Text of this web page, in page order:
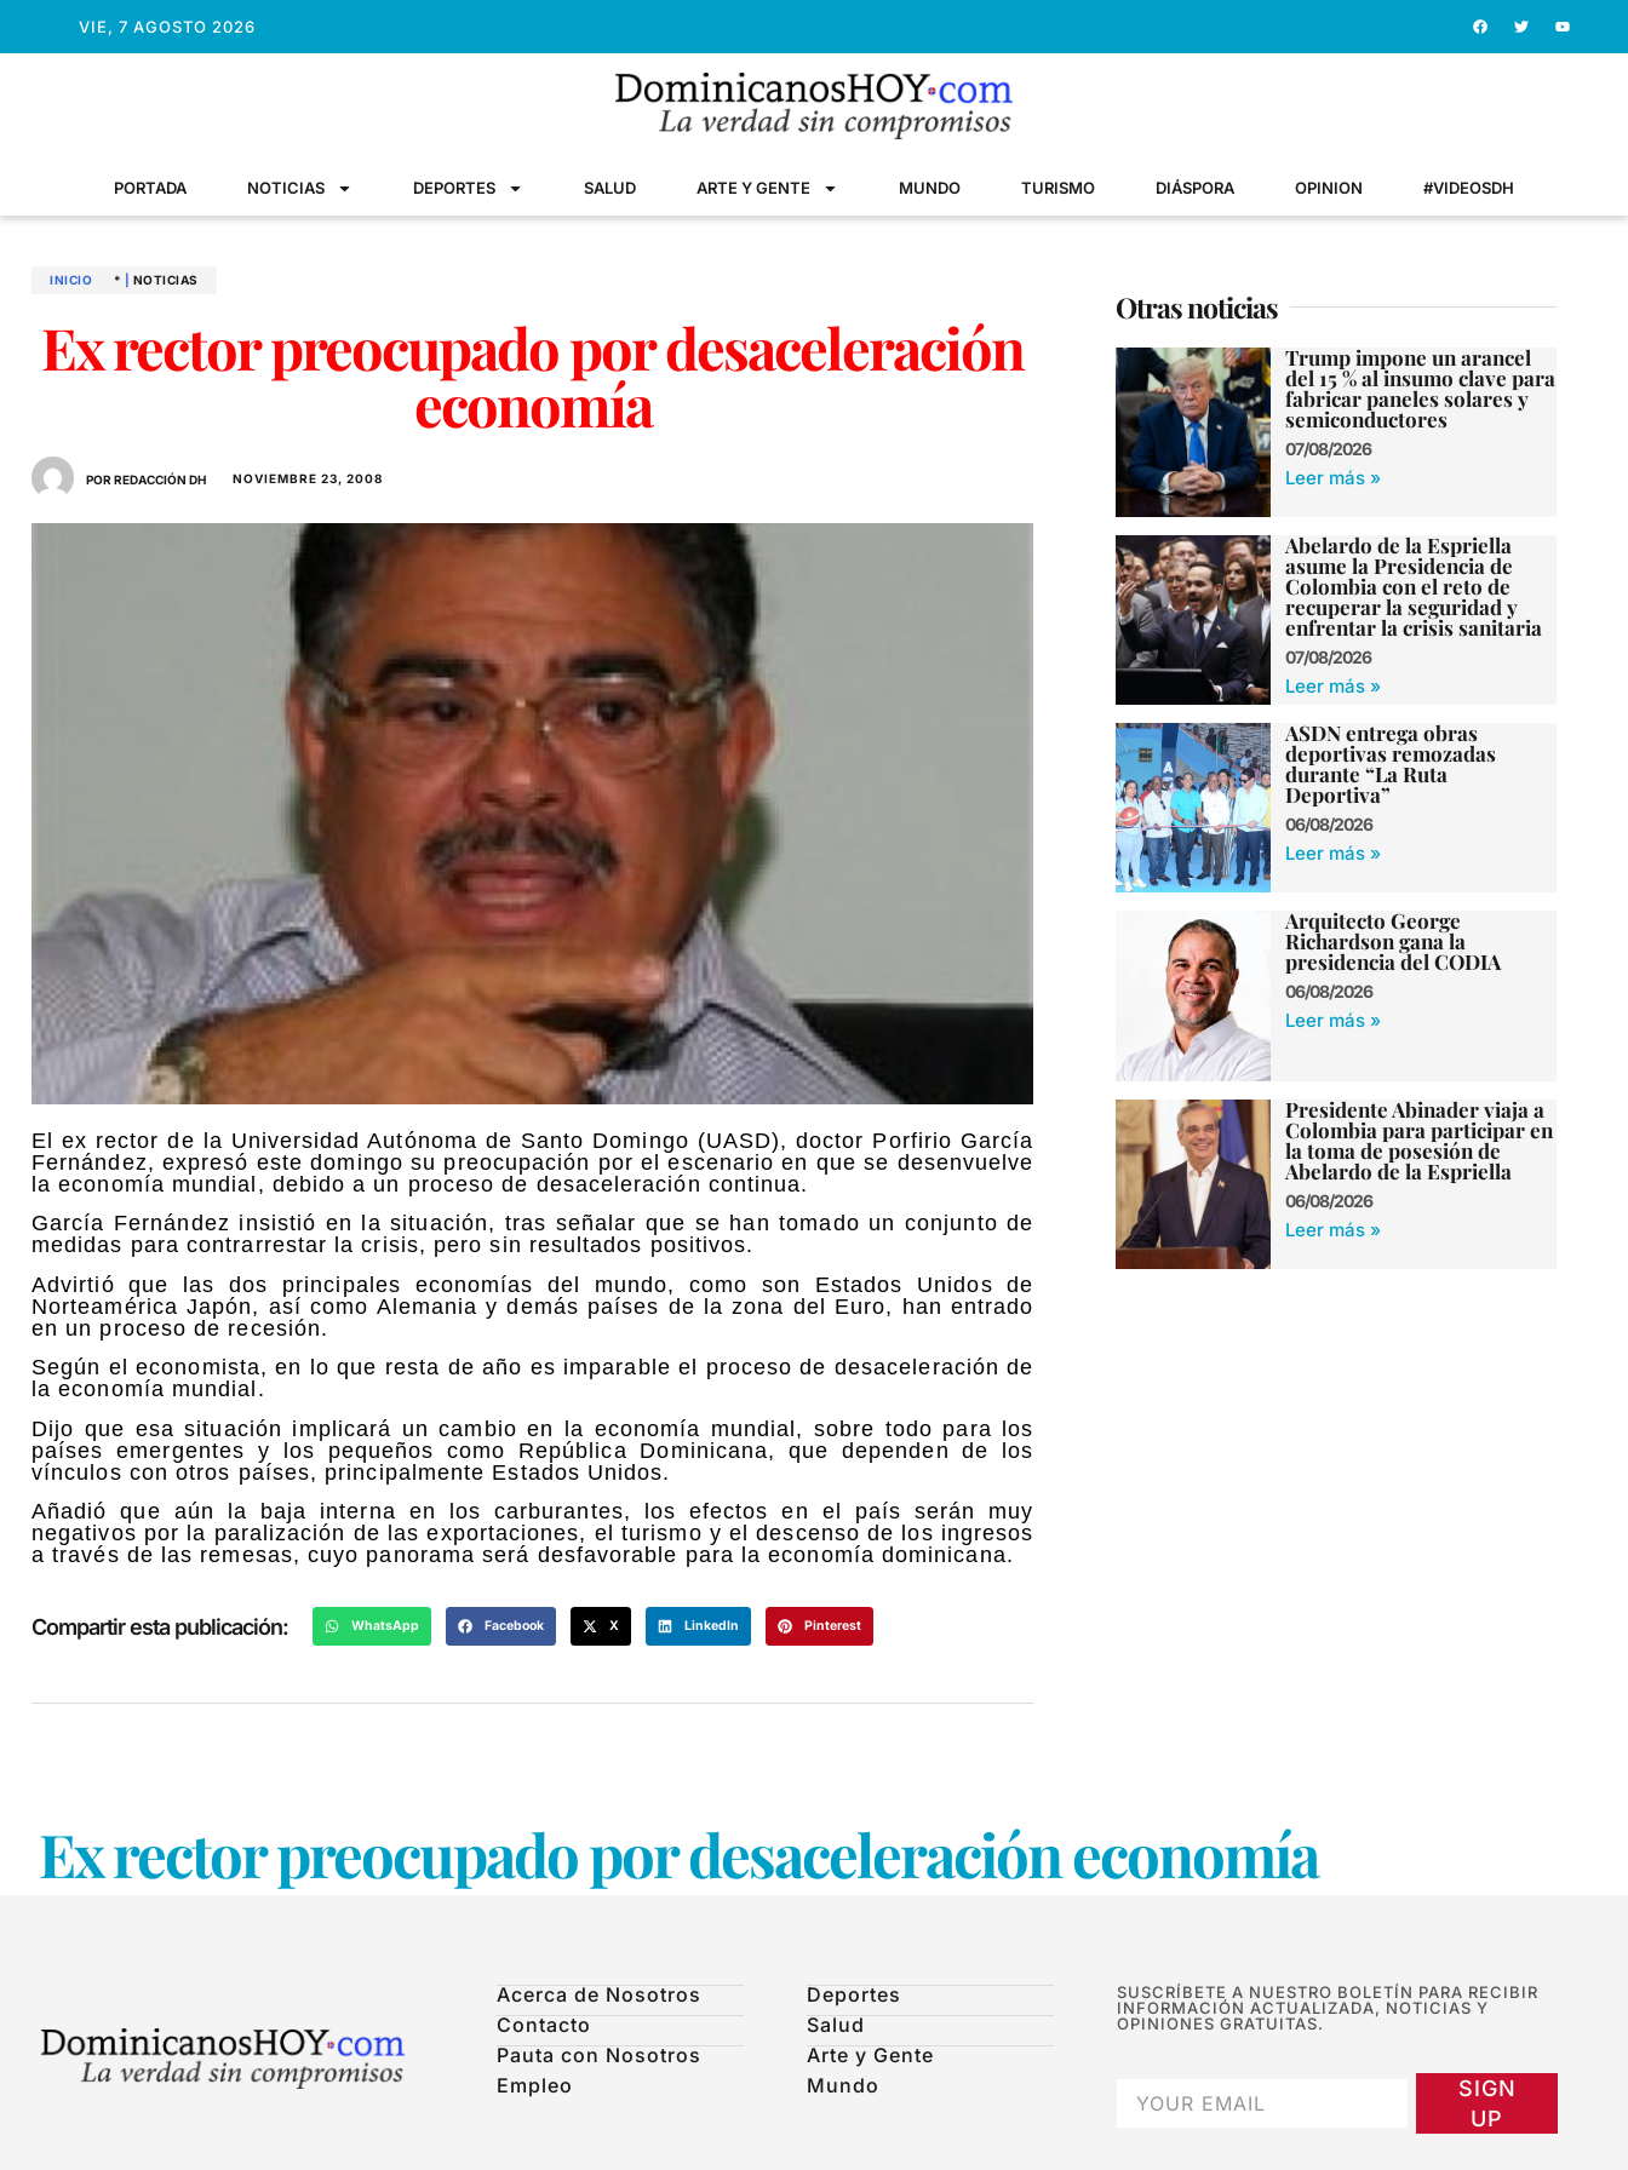
VIE, 7 AGOSTO 2026
PORTADA NOTICIAS DEPORTES SALUD ARTE Y GENTE MUNDO TURISMO DIÁSPORA OPINION #VIDEOSDH
INICIO * NOTICIAS
Ex rector preocupado por desaceleración
economía
POR REDACCIÓN DH NOVIEMBRE 23, 2008
El ex rector de la Universidad Autónoma de Santo Domingo (UASD), doctor Porfirio García
Fernández, expresó este domingo su preocupación por el escenario en que se desenvuelve
la economía mundial, debido a un proceso de desaceleración continua.
García Fernández insistió en la situación, tras señalar que se han tomado un conjunto de
medidas para contrarrestar la crisis, pero sin resultados positivos.
Advirtió que las dos principales economías del mundo, como son Estados Unidos de
Norteamérica Japón, así como Alemania y demás países de la zona del Euro, han entrado
en un proceso de recesión.
Según el economista, en lo que resta de año es imparable el proceso de desaceleración de
la economía mundial.
Dijo que esa situación implicará un cambio en la economía mundial, sobre todo para los
países emergentes y los pequeños como República Dominicana, que dependen de los
vínculos con otros países, principalmente Estados Unidos.
Añadió que aún la baja interna en los carburantes, los efectos en el país serán muy
negativos por la paralización de las exportaciones, el turismo y el descenso de los ingresos
a través de las remesas, cuyo panorama será desfavorable para la economía dominicana.
Compartir esta publicación: WhatsApp Facebook X LinkedIn Pinterest
Otras noticias
Trump impone un arancel
del 15 % al insumo clave para
fabricar paneles solares y
semiconductores
07/08/2026
Leer más »
Abelardo de la Espriella
asume la Presidencia de
Colombia con el reto de
recuperar la seguridad y
enfrentar la crisis sanitaria
07/08/2026
Leer más »
ASDN entrega obras
deportivas remozadas
durante “La Ruta
Deportiva”
06/08/2026
Leer más »
Arquitecto George
Richardson gana la
presidencia del CODIA
06/08/2026
Leer más »
Presidente Abinader viaja a
Colombia para participar en
la toma de posesión de
Abelardo de la Espriella
06/08/2026
Leer más »
Ex rector preocupado por desaceleración economía
Acerca de Nosotros
Contacto
Pauta con Nosotros
Empleo
Deportes
Salud
Arte y Gente
Mundo
SUSCRÍBETE A NUESTRO BOLETÍN PARA RECIBIR
INFORMACIÓN ACTUALIZADA, NOTICIAS Y
OPINIONES GRATUITAS.
SIGN
UP